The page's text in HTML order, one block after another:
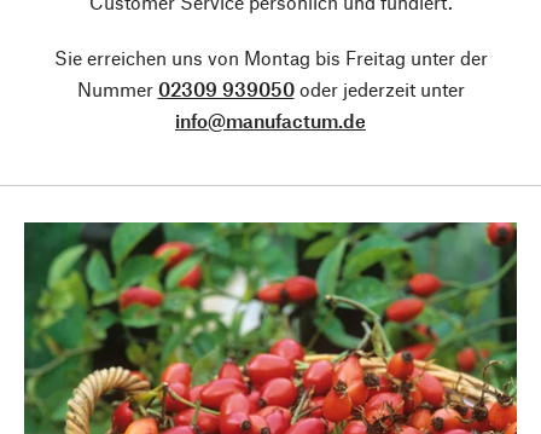
Sie erreichen uns von Montag bis Freitag unter der
Nummer 02309 939050oder jederzeit unter
info@manufactum.de